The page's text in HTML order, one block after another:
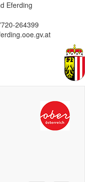
Eferding
264399